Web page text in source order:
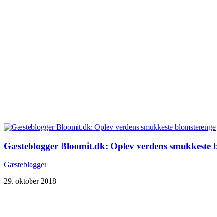
Gæsteblogger Bloomit.dk: Oplev verdens smukkeste
Gæsteblogger
29. oktober 2018